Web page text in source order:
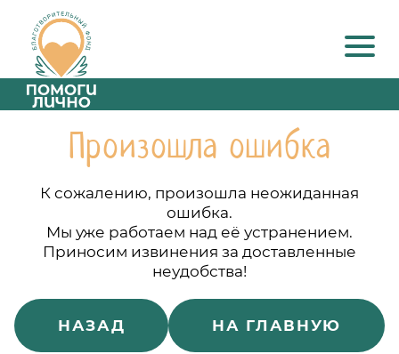
Произошла ошибка
К сожалению, произошла неожиданная
ошибка.
Мы уже работаем над её устранением.
Приносим извинения за доставленные
неудобства!
НАЗАД НА ГЛАВНУЮ